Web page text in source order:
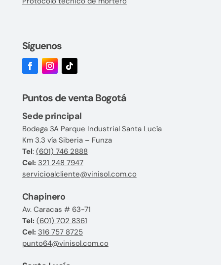
Síguenos
Puntos de venta Bogotá
Sede principal
Bodega 3A Parque Industrial Santa Lucía
Km 3.3 vía Siberia – Funza
Tel: (601) 746 2888
Cel: 321 248 7947
servicioalcliente@vinisol.com.co
Chapinero
Av. Caracas # 63-71
Tel: (601) 702 8361
Cel: 316 757 8725
punto64@vinisol.com.co